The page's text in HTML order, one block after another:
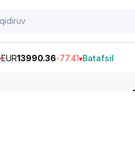
EUR13990.36-77.41 Batafsil